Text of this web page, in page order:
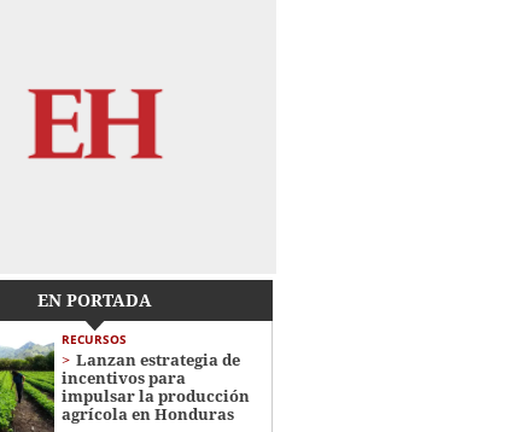
EN PORTADA
RECURSOS
Lanzan estrategia de
incentivos para
impulsar la producción
agrícola en Honduras